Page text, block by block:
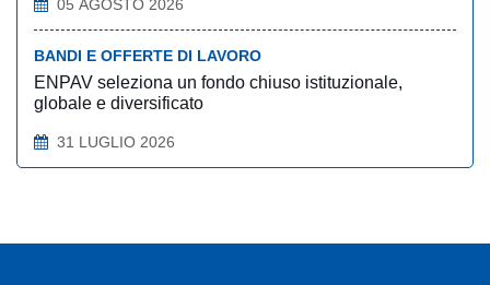
05 AGOSTO 2026
BANDI E OFFERTE DI LAVORO
ENPAV seleziona un fondo chiuso istituzionale,
globale e diversificato
31 LUGLIO 2026